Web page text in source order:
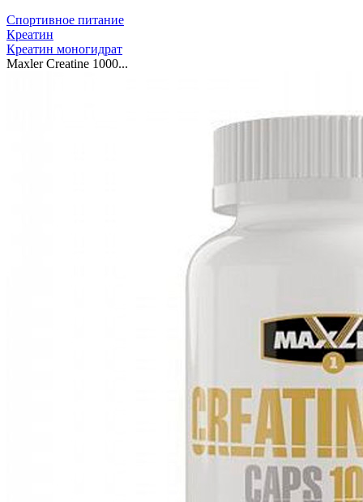
Спортивное питание
Креатин
Креатин моногидрат
Maxler Creatine 1000...